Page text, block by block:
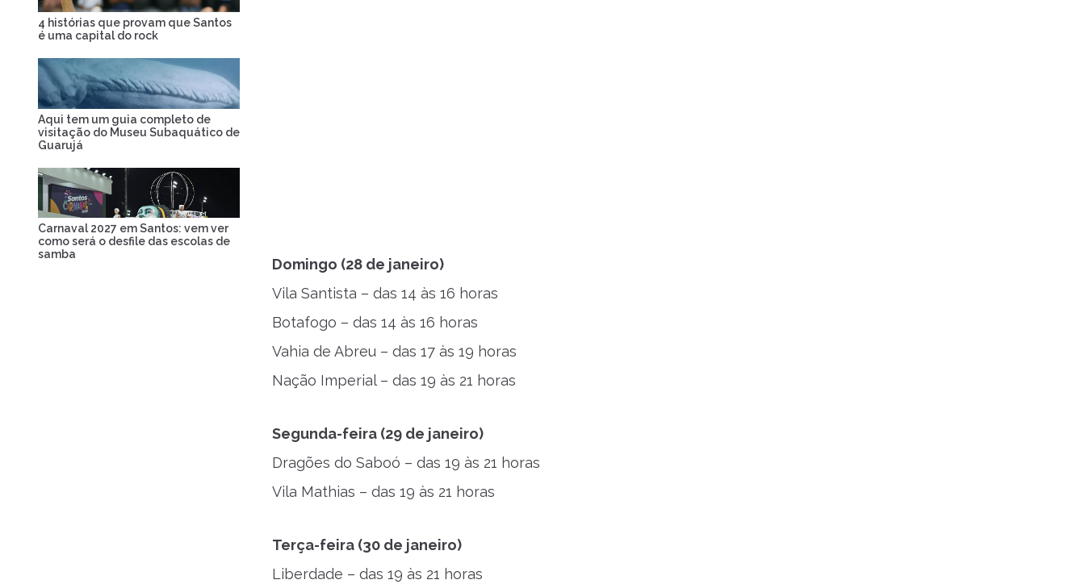
Domingo (28 de janeiro)
Vila Santista – das 14 às 16 horas
Botafogo – das 14 às 16 horas
Vahia de Abreu – das 17 às 19 horas
Nação Imperial – das 19 às 21 horas
Segunda-feira (29 de janeiro)
Dragões do Saboó – das 19 às 21 horas
Vila Mathias – das 19 às 21 horas
Terça-feira (30 de janeiro)
Liberdade – das 19 às 21 horas
4 histórias que provam que Santos
é uma capital do rock
Aqui tem um guia completo de
visitação do Museu Subaquático de
Guarujá
Carnaval 2027 em Santos: vem ver
como será o desfile das escolas de
samba